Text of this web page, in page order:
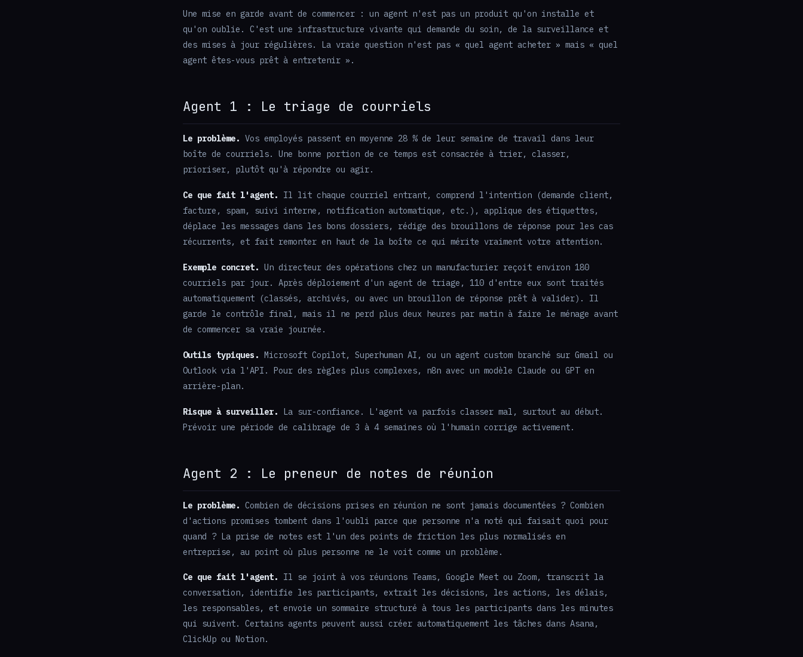
Une mise en garde avant de commencer : un agent n'est pas un produit qu'on installe et
qu'on oublie. C'est une infrastructure vivante qui demande du soin, de la surveillance et
des mises à jour régulières. La vraie question n'est pas « quel agent acheter » mais « quel
agent êtes-vous prêt à entretenir ».
Agent 1 : Le triage de courriels
Le problème. Vos employés passent en moyenne 28 % de leur semaine de travail dans leur
boîte de courriels. Une bonne portion de ce temps est consacrée à trier, classer,
prioriser, plutôt qu'à répondre ou agir.
Ce que fait l'agent.
Il lit chaque courriel entrant, comprend l'intention (demande client,
facture, spam, suivi interne, notification automatique, etc.), applique des étiquettes,
déplace les messages dans les bons dossiers, rédige des brouillons de réponse pour les cas
récurrents, et fait remonter en haut de la boîte ce qui mérite vraiment votre attention.
Exemple concret. Un directeur des opérations chez un manufacturier reçoit environ 180
courriels par jour. Après déploiement d'un agent de triage, 110 d'entre eux sont traités
automatiquement (classés, archivés, ou avec un brouillon de réponse prêt à valider). Il
garde le contrôle final, mais il ne perd plus deux heures par matin à faire le ménage avant
de commencer sa vraie journée.
Outils typiques. Microsoft Copilot, Superhuman AI, ou un agent custom branché sur Gmail ou
Outlook via l'API. Pour des règles plus complexes, n8n avec un modèle Claude ou GPT en
arrière-plan.
Risque à surveiller.
La sur-confiance. L'agent va parfois classer mal, surtout au début.
Prévoir une période de calibrage de 3 à 4 semaines où l'humain corrige activement.
Agent 2 : Le preneur de notes de réunion
Le problème. Combien de décisions prises en réunion ne sont jamais documentées ? Combien
d'actions promises tombent dans l'oubli parce que personne n'a noté qui faisait quoi pour
quand ? La prise de notes est l'un des points de friction les plus normalisés en
entreprise, au point où plus personne ne le voit comme un problème.
Ce que fait l'agent.
Il se joint à vos réunions Teams, Google Meet ou Zoom, transcrit la
conversation, identifie les participants, extrait les décisions, les actions, les délais,
les responsables, et envoie un sommaire structuré à tous les participants dans les minutes
qui suivent. Certains agents peuvent aussi créer automatiquement les tâches dans Asana,
ClickUp ou Notion.